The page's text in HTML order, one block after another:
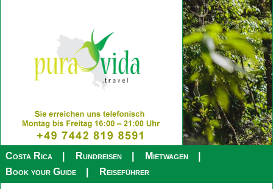
Costa Rica Rundreisen
Mietwagen
Book your Guide
Reiseführer